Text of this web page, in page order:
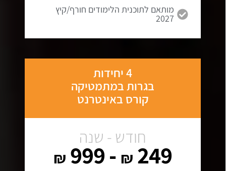
מותאם לתוכנית הלימודים חורף/קיץ
2027
4 יחידות
בגרות במתמטיקה
קורס באינטרנט
חודש - שנה
249
₪
- 999
₪